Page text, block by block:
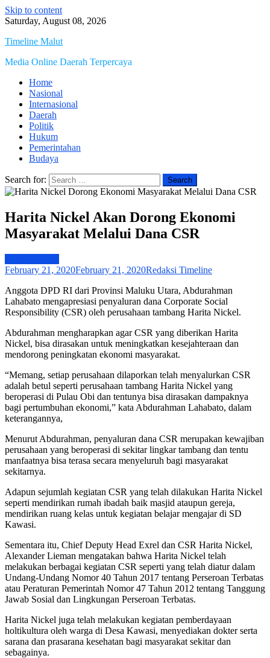
Skip to content
Saturday, August 08, 2026
Timeline Malut
Media Online Daerah Terpercaya
Home
Nasional
Internasional
Daerah
Politik
Hukum
Pemerintahan
Budaya
Search for:
Harita Nickel Akan Dorong Ekonomi
Masyarakat Melalui Dana CSR
February 21, 2020February 21, 2020Redaksi Timeline
Anggota DPD RI dari Provinsi Maluku Utara, Abdurahman
Lahabato mengapresiasi penyaluran dana Corporate Social
Responsibility (CSR) oleh perusahaan tambang Harita Nickel.
Abdurahman mengharapkan agar CSR yang diberikan Harita
Nickel, bisa dirasakan untuk meningkatkan kesejahteraan dan
mendorong peningkatan ekonomi masyarakat.
“Memang, setiap perusahaan dilaporkan telah menyalurkan CSR
adalah betul seperti perusahaan tambang Harita Nickel yang
beroperasi di Pulau Obi dan tentunya bisa dirasakan dampaknya
bagi pertumbuhan ekonomi,” kata Abdurahman Lahabato, dalam
keterangannya,
Menurut Abdurahman, penyaluran dana CSR merupakan kewajiban
perusahaan yang beroperasi di sekitar lingkar tambang dan tentu
manfaatnya bisa terasa secara menyeluruh bagi masyarakat
sekitarnya.
Adapun sejumlah kegiatan CSR yang telah dilakukan Harita Nickel
seperti mendirikan rumah ibadah baik masjid ataupun gereja,
mendirikan ruang kelas untuk kegiatan belajar mengajar di SD
Kawasi.
Sementara itu, Chief Deputy Head Exrel dan CSR Harita Nickel,
Alexander Lieman mengatakan bahwa Harita Nickel telah
melakukan berbagai kegiatan CSR seperti yang telah diatur dalam
Undang-Undang Nomor 40 Tahun 2017 tentang Perseroan Terbatas
atau Peraturan Pemerintah Nomor 47 Tahun 2012 tentang Tanggung
Jawab Sosial dan Lingkungan Perseroan Terbatas.
Harita Nickel juga telah melakukan kegiatan pemberdayaan
holtikultura oleh warga di Desa Kawasi, menyediakan dokter serta
sarana dan prasarana kesehatan bagi masyarakat sekitar dan
sebagainya.